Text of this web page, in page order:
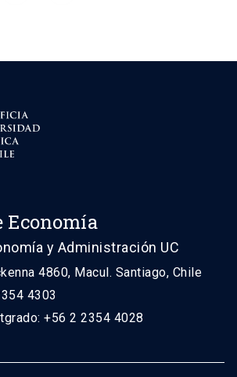
y Administración UC
4860, Macul. Santiago, Chile
4303
+56 2 2354 4028